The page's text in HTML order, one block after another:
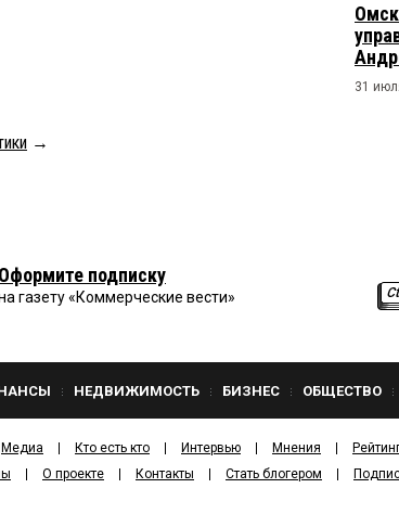
31
→
Оформите подписку
газету «Коммерческие вести»
НЕДВИЖИМОСТЬ БИЗНЕС ОБЩЕСТВО
Медиа Кто есть кто Интервью Мнения
О проекте Контакты Стать блогером